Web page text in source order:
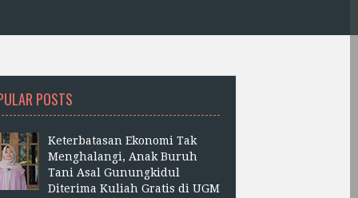
POSTS
Keterbatasan Ekonomi Tak
Menghalangi, Anak Buruh
Tani Asal Gunungkidul
Diterima Kuliah Gratis di UGM